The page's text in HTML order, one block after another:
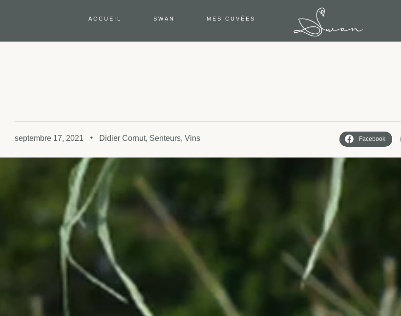
ACCUEIL SWAN MES CUVÉES
septembre 17, 2021 ✦ Didier Cornut, Senteurs, Vins Facebook